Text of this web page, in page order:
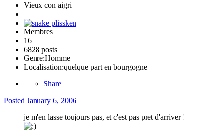
Vieux con aigri
Membres
16
6828 posts
Genre:Homme
Localisation:quelque part en bourgogne
Share
Posted January 6, 2006
je m'en lasse toujours pas, et c'est pas pret d'arriver !